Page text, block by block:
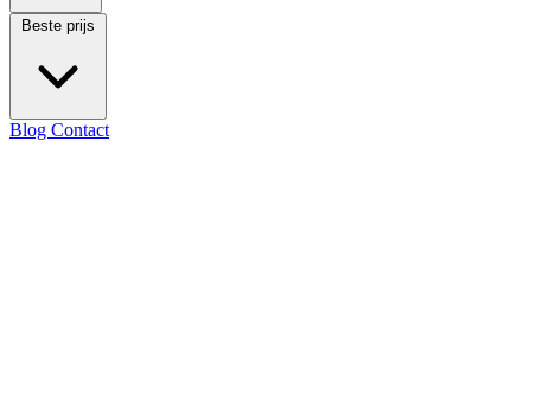
Beste prijs
Blog Contact